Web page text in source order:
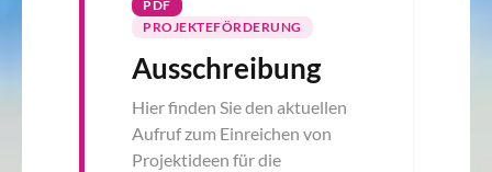
PDF
PROJEKTEFÖRDERUNG
Ausschreibung
Hier finden Sie den aktuellen
Aufruf zum Einreichen von
Projektideen für die